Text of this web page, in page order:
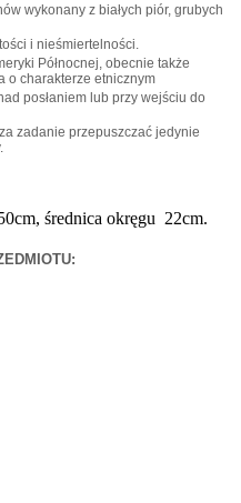
wykonany z białych piór, grubych
i nieśmiertelności.
Północnej, obecnie także
o charakterze etnicznym
posłaniem lub przy wejściu do
zadanie przepuszczać jedynie
średnica okręgu 22cm.